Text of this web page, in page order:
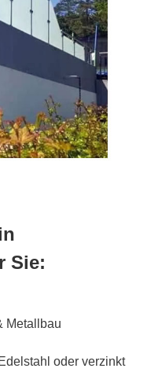
Sie:
Metallbau
oder verzinkt